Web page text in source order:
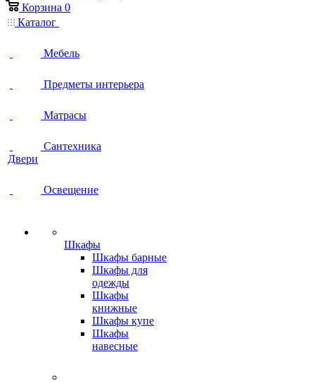
Корзина 0
Каталог
Мебель
Предметы интерьера
Матрасы
Сантехника
Двери
Освещение
Шкафы
Шкафы барные
Шкафы для
одежды
Шкафы
книжные
Шкафы купе
Шкафы
навесные